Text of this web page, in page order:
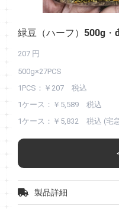
緑豆（ハーフ）500g
207 円
500g×27PCS
1PCS：￥207 税込
1ケース：￥5,589 税込
1ケース：￥5,832 税込 (宅
製品詳細